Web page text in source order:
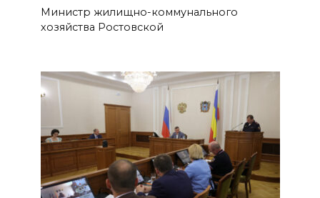
Министр жилищно-коммунального
хозяйства Ростовской